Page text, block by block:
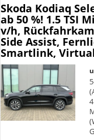
Skoda Kodiaq
ab 50 %! 1.5 TSI
v/h,
Side Assist,
Smartlink,